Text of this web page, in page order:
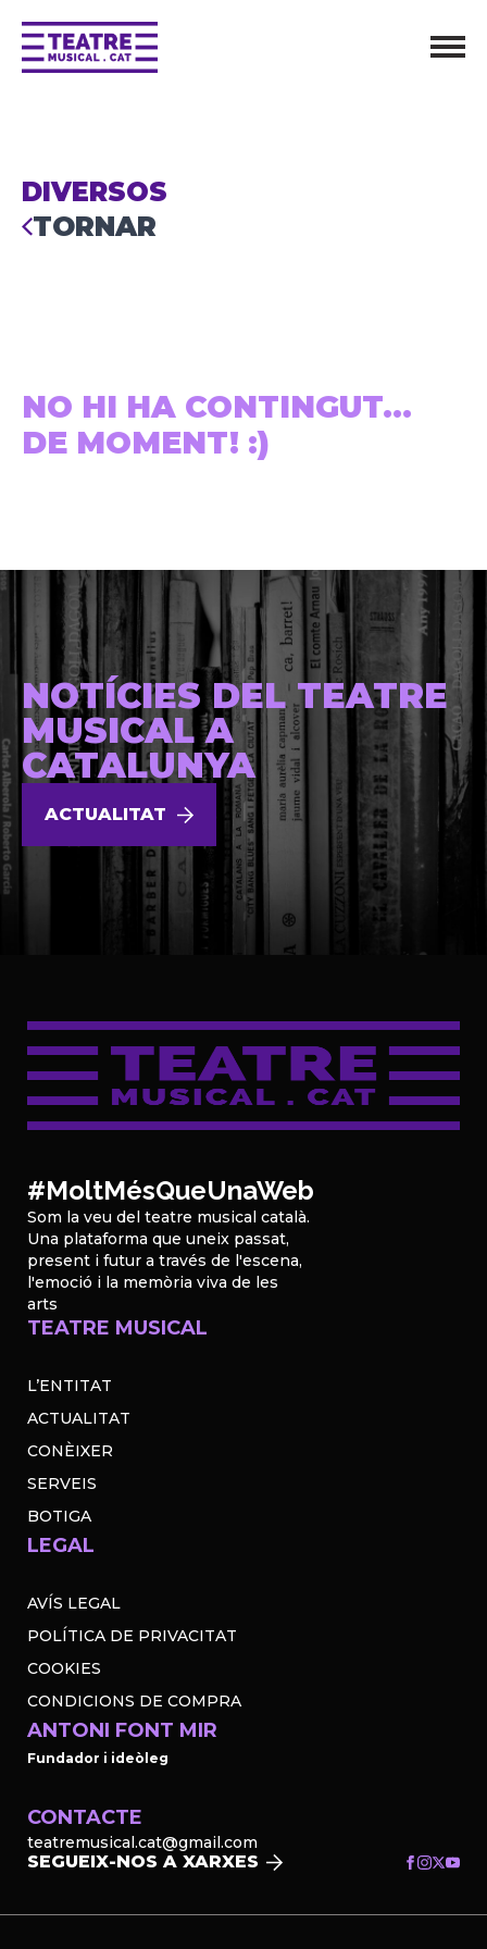
DIVERSOS
TORNAR
NO HI HA CONTINGUT...
DE MOMENT! :)
NOTÍCIES DEL TEATRE
MUSICAL A
CATALUNYA
ACTUALITAT
#MoltMésQueUnaWeb
Som la veu del teatre musical català.
Una plataforma que uneix passat,
present i futur a través de l'escena,
l'emoció i la memòria viva de les
arts
TEATRE MUSICAL
L’ENTITAT
ACTUALITAT
CONÈIXER
SERVEIS
BOTIGA
LEGAL
AVÍS LEGAL
POLÍTICA DE PRIVACITAT
COOKIES
CONDICIONS DE COMPRA
ANTONI FONT MIR
Fundador i ideòleg
CONTACTE
teatremusical.cat@gmail.com
SEGUEIX-NOS A XARXES